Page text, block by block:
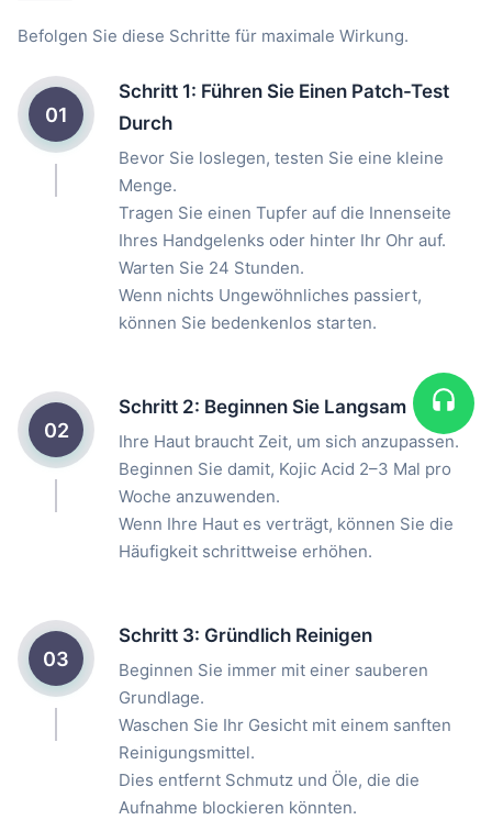
Befolgen Sie diese Schritte für maximale Wirkung.
01
Schritt 1: Führen Sie Einen Patch-Test
Durch
Bevor Sie loslegen, testen Sie eine kleine
Menge.
Tragen Sie einen Tupfer auf die Innenseite
Ihres Handgelenks oder hinter Ihr Ohr auf.
Warten Sie 24 Stunden.
Wenn nichts Ungewöhnliches passiert,
können Sie bedenkenlos starten.
02
Schritt 2: Beginnen Sie Langsam
Ihre Haut braucht Zeit, um sich anzupassen.
Beginnen Sie damit, Kojic Acid 2–3 Mal pro
Woche anzuwenden.
Wenn Ihre Haut es verträgt, können Sie die
Häufigkeit schrittweise erhöhen.
03
Schritt 3: Gründlich Reinigen
Beginnen Sie immer mit einer sauberen
Grundlage.
Waschen Sie Ihr Gesicht mit einem sanften
Reinigungsmittel.
Dies entfernt Schmutz und Öle, die die
Aufnahme blockieren könnten.